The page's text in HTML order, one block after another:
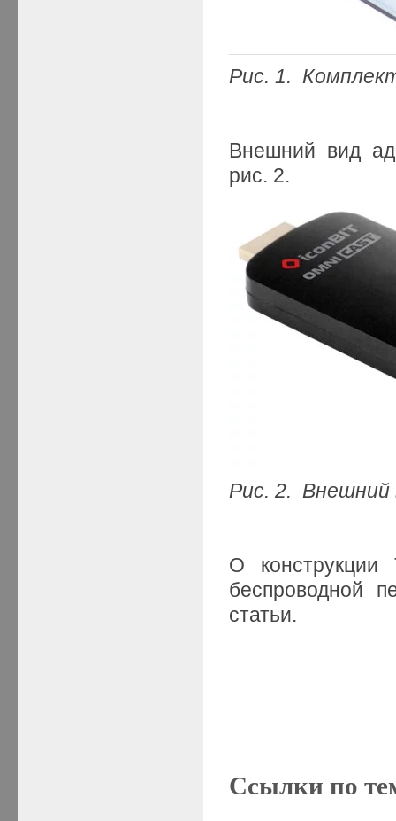
Рис. 1.
Внешний вид
рис. 2.
Рис. 2. Внешний
О конструкции
статьи.
Ссылки по